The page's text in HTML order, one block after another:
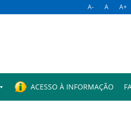
A- A A+
ACESSO À INFORMAÇÃO